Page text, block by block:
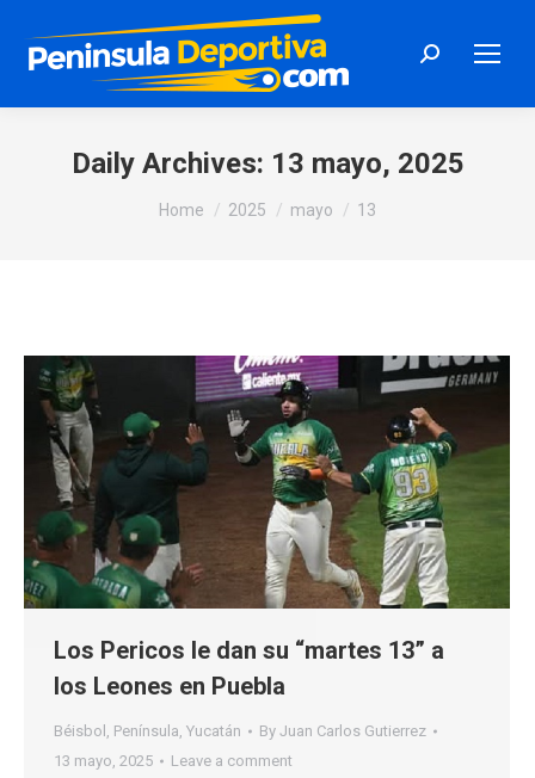
Search:
Daily Archives: 13 mayo, 2025
You are here:
Home 2025 mayo 13
Los Pericos le dan su “martes 13” a
los Leones en Puebla
Béisbol , Península, Yucatán By Juan Carlos Gutierrez
13 mayo, 2025
Leave a comment